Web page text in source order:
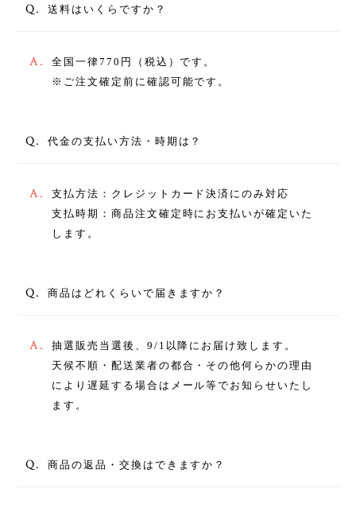
Q. 送料はいくらですか？
A.
全国一律770円（税込）です。
※ご注文確定前に確認可能です。
Q. 代金の支払い方法・時期は？
A.
支払方法：クレジットカード決済にのみ対応
支払時期：商品注文確定時にお支払いが確定いた
します。
Q. 商品はどれくらいで届きますか？
A.
抽選販売当選後、9/1以降にお届け致します。
天候不順・配送業者の都合・その他何らかの理由
により遅延する場合はメール等でお知らせいたし
ます。
Q. 商品の返品・交換はできますか？